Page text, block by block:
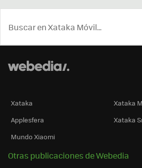
Xataka
Xataka
Applesfera
Xataka
Mundo Xiaomi
Otras publicaciones de Webedia